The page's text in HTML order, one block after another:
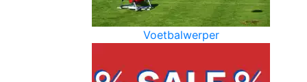
Voetbalwerper